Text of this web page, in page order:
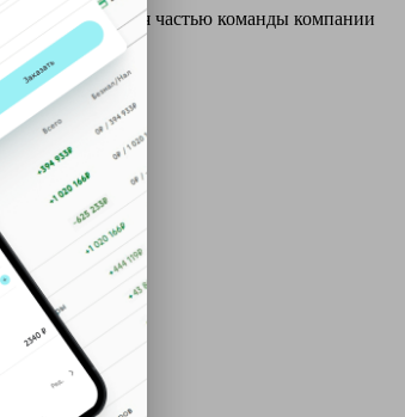
становятся частью команды компании